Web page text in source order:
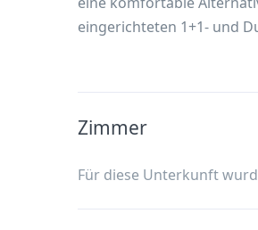
eingerichteten 1+1- und
Zimmer
Für diese Unterkunft